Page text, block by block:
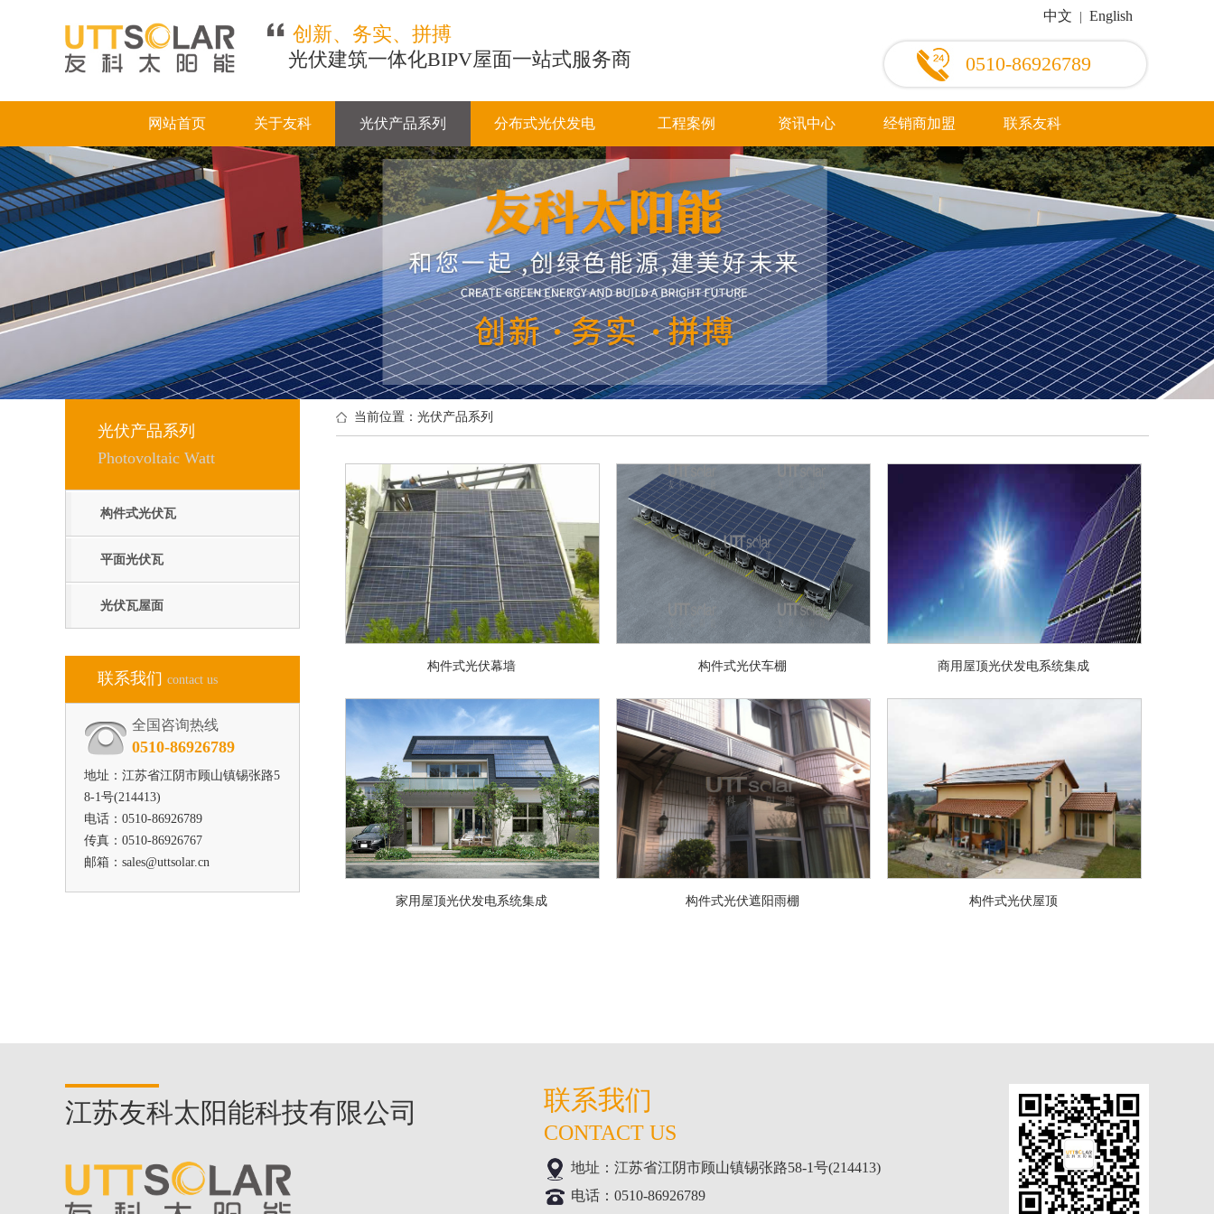
创新、务实、拼搏
光伏建筑一体化BIPV屋面一站式服务商
中文 English
0510-86926789
网站首页 关于友科 光伏产品系列 分布式光伏发电 工程案例 资讯中心 经销商加盟 联系友科
光伏产品系列
Photovoltaic Watt
构件式光伏瓦
平面光伏瓦
光伏瓦屋面
联系我们 contact us
全国咨询热线
0510-86926789
地址：江苏省江阴市顾山镇锡张路5
8-1号(214413)
电话：0510-86926789
传真：0510-86926767
邮箱：sales@uttsolar.cn
当前位置：光伏产品系列
构件式光伏幕墙 构件式光伏车棚 商用屋顶光伏发电系统集成
家用屋顶光伏发电系统集成 构件式光伏遮阳雨棚 构件式光伏屋顶
江苏友科太阳能科技有限公司 联系我们
CONTACT US
地址：江苏省江阴市顾山镇锡张路58-1号(214413)
电话：0510-86926789